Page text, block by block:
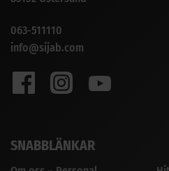
063-511110
info@sijab.com
SNABBLÄNKAR